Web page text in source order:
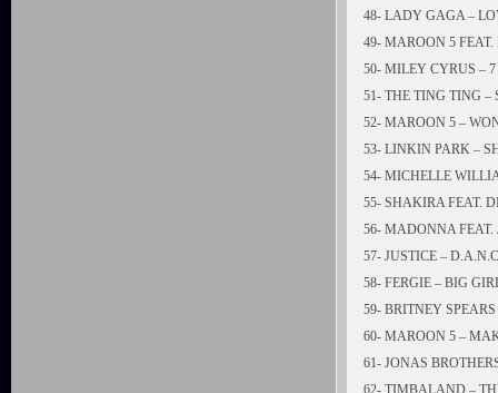
48- LADY GAGA –
49- MAROON 5
50- MILEY CYRUS –
51- THE TING TING –
52- MAROON 5 –
53- LINKIN PARK –
54- MICHELLE
55- SHAKIRA FEAT.
56- MADONNA
57- JUSTICE –
58- FERGIE – BIG
59- BRITNEY
60- MAROON 5 –
61- JONAS
62- TIMBALAND –